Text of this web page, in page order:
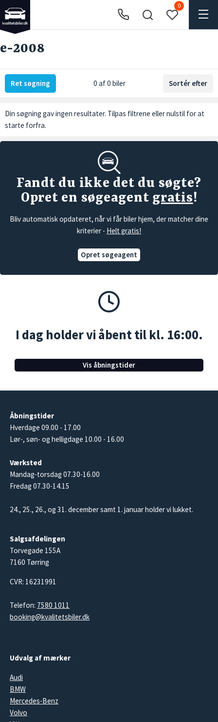
0
e-2008
Ret søgning 0 af 0 biler Sortér efter
Din søgning gav ingen resultater. Tilpas filtrene ellernulstil for at
starte forfra.
Fandt du ikke det du søgte?
Opret en søgeagent gratis!
Bliv automatisk opdateret, når vi får biler hjem, der matcher dine
kriterier - Helt gratis!
Opret søgeagent
I dag holder vi åbent til kl. 16:00.
Vis åbningstider
Åbningstider
Hverdage 09.00 - 17.00
Lør-, søn- og helligdage 10.00 - 16.00
Værksted
Mandag-torsdag 07.30-16.00
Fredag 07.30-14.15
24., 25., 26., og 31. december samt 1. januar holder vi lukket.
Salgsafdelingen
Torvegade 155A
7160 Tørring
CVR: 16231991
Telefon: 7580 1011
booking@kvalitetsbiler.dk
Udvalg af mærker
Audi
BMW
Mercedes-Benz
Volvo